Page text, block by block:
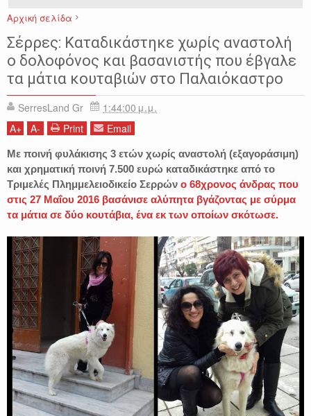
Αρχική σελίδα
ΕΙΔΗΣΕΙΣ
ΖΩΑ ΖΩΗ ΚΟΝΤΟΥ ΠΑΛΑΙΟΚΑΣΤΡΟ
ΣΕΡΡΕΣ
ΣΚΥΛΙΑ
ΦΙΛΟΖΩΙΚΟΣ ΟΜΙΛΟΣ ΣΕΡΡΩΝ ΦΟΣ
Σέρρες: Καταδικάστηκε χωρίς αναστολή
ο δολοφόνος και βασανιστής που έβγαλε
τα μάτια κουταβιών στο Παλαιόκαστρο
SerresLand Gr
1:44:00 μ.μ.
A+ A- Print Email
Με ποινή φυλάκισης 3 ετών χωρίς αναστολή (εξαγοράσιμη)
και χρηματική ποινή 7.500 ευρώ καταδικάστηκε από το
Τριμελές Πλημμελειοδικείο Σερρών ο 68χρονος άνδρας που
στις 27 Μαΐου 2016 βασάνισε αλύπητα βγάζοντας με σύρμα
τα μάτια σε δύο κουτάβια, ένα εκ των οποίων σκότωσε.